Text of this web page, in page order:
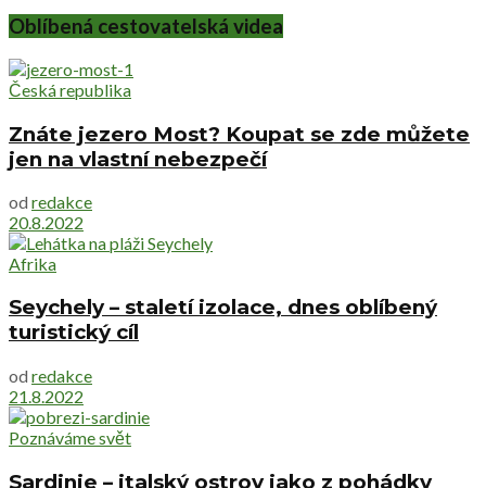
Oblíbená cestovatelská videa
Česká republika
Znáte jezero Most? Koupat se zde můžete
jen na vlastní nebezpečí
od redakce
20.8.2022
Afrika
Seychely – staletí izolace, dnes oblíbený
turistický cíl
od redakce
21.8.2022
Poznáváme svět
Sardinie – italský ostrov jako z pohádky